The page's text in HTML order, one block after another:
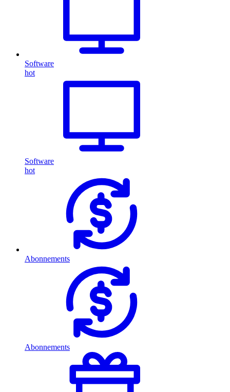
Software
hot
Software
hot
Abonnements
Abonnements